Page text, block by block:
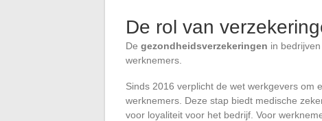
De rol van
De gezondheidsverzekeringen in
werknemers.
Sinds 2016 verplicht de wet werkgevers om
werknemers. Deze stap biedt medische
voor loyaliteit voor het bedrijf. Voor